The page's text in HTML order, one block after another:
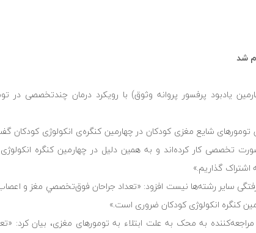
شد
یادبود پرفسور پروانه وثوق) با رویکرد درمان چندتخصصی در
تومورهای شایع مغزی کودکان در چهارمین کنگره‌ی انکولوژی کودکان
به صورت تخصصی کار کرده‌اند و به همین دلیل در چهارمین کنگره
گذاریم.»
سایر رشته‌ها نیست افزود: «تعداد جراحان فوق‌تخصصي مغز و
کنگره انکولوژی کودکان ضروری است.»
به محک به علت ابتلاء به تومورهای مغزی، بیان کرد: